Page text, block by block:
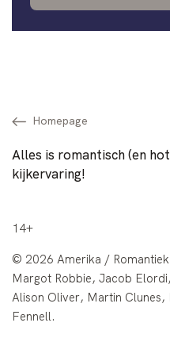
Homepage
Alles is romantisch (en
kijkervaring!
14+
© 2026 Amerika /
Margot Robbie, Jacob
Alison Oliver, Martin
Fennell.